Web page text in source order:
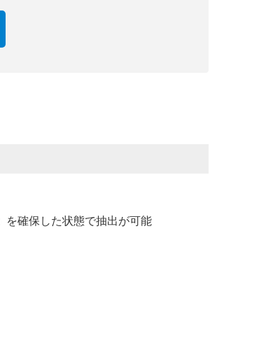
を確保した状態で抽出が可能